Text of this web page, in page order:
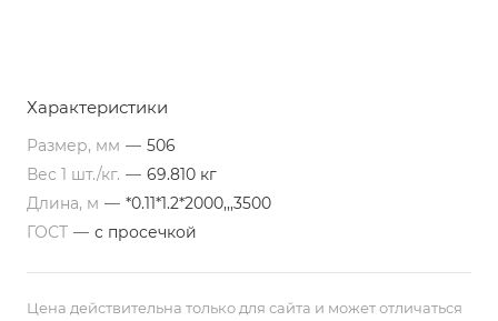
Характеристики
Размер, мм — 506
Вес 1 шт./кг. — 69.810 кг
Длина, м — *0.11*1.2*2000,,,3500
ГОСТ — с просечкой
Цена действительна только для сайта и может отличаться